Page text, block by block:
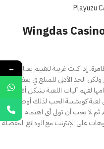
Playuzu
Wingdas
إذا كنت غريبة لتقييم بعناية
ولكن الحد الأدنى للمبلغ في بعض
يمكنك استخدامها لفهم آليات اللعبة بشكل أفضل أو
كوتشينة الحب لذلك أوصي
لا يجب أن تولي أي اهتمام للأشياء
على الإنترنت مع الودائع المفضلة
←